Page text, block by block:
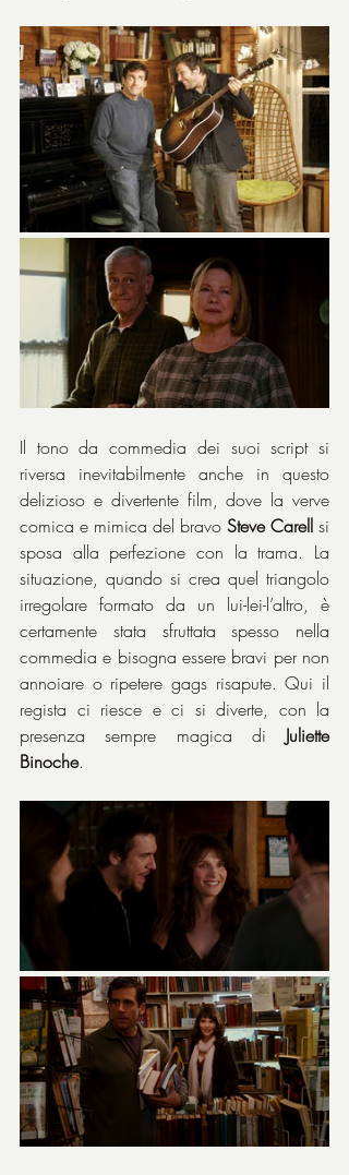
Il tono da commedia dei suoi script si
riversa inevitabilmente anche in questo
delizioso e divertente film, dove la verve
comica e mimica del bravo Steve Carell si
sposa alla perfezione con la trama. La
situazione, quando si crea quel triangolo
irregolare formato da un lui-lei-l’altro, è
certamente stata sfruttata spesso nella
commedia e bisogna essere bravi per non
annoiare o ripetere gags risapute. Qui il
regista ci riesce e ci si diverte, con la
presenza sempre magica di Juliette
Binoche.